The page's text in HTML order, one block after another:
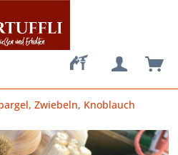
Zwiebeln, Knoblauch